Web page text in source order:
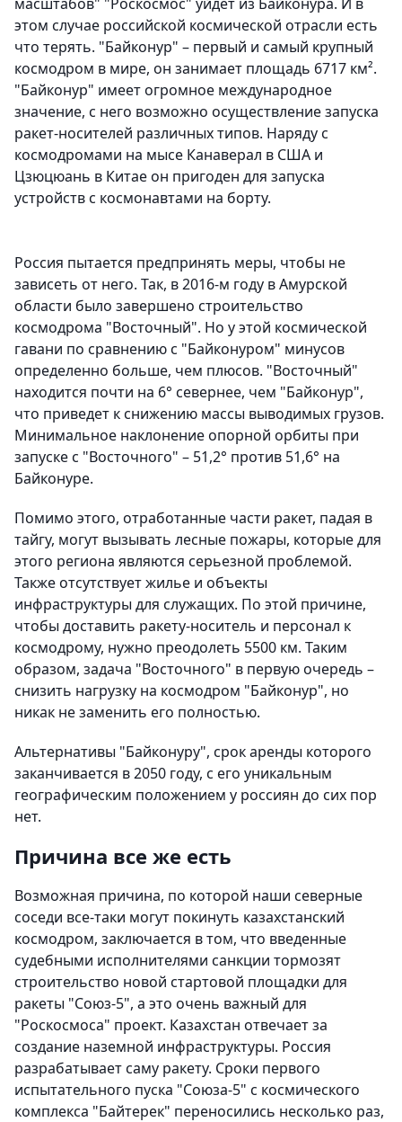
этом случае российской космической отрасли есть
что терять. "Байконур" – первый и самый крупный
космодром в мире, он занимает площадь 6717 км².
"Байконур" имеет огромное международное
значение, с него возможно осуществление запуска
ракет-носителей различных типов. Наряду с
космодромами на мысе Канаверал в США и
Цзюцюань в Китае он пригоден для запуска
устройств с космонавтами на борту.
Россия пытается предпринять меры, чтобы не
зависеть от него. Так, в 2016-м году в Амурской
области было завершено строительство
космодрома "Восточный". Но у этой космической
гавани по сравнению с "Байконуром" минусов
определенно больше, чем плюсов. "Восточный"
находится почти на 6° севернее, чем "Байконур",
что приведет к снижению массы выводимых грузов.
Минимальное наклонение опорной орбиты при
запуске с "Восточного" – 51,2° против 51,6° на
Байконуре.
Помимо этого, отработанные части ракет, падая в
тайгу, могут вызывать лесные пожары, которые для
этого региона являются серьезной проблемой.
Также отсутствует жилье и объекты
инфраструктуры для служащих. По этой причине,
чтобы доставить ракету-носитель и персонал к
космодрому, нужно преодолеть 5500 км. Таким
образом, задача "Восточного" в первую очередь –
снизить нагрузку на космодром "Байконур", но
никак не заменить его полностью.
Альтернативы "Байконуру", срок аренды которого
заканчивается в 2050 году, с его уникальным
географическим положением у россиян до сих пор
нет.
Причина все же есть
Возможная причина, по которой наши северные
соседи все-таки могут покинуть казахстанский
космодром, заключается в том, что введенные
судебными исполнителями санкции тормозят
строительство новой стартовой площадки для
ракеты "Союз-5", а это очень важный для
"Роскосмоса" проект. Казахстан отвечает за
создание наземной инфраструктуры. Россия
разрабатывает саму ракету. Сроки первого
испытательного пуска "Союза-5" с космического
комплекса "Байтерек" переносились несколько раз,